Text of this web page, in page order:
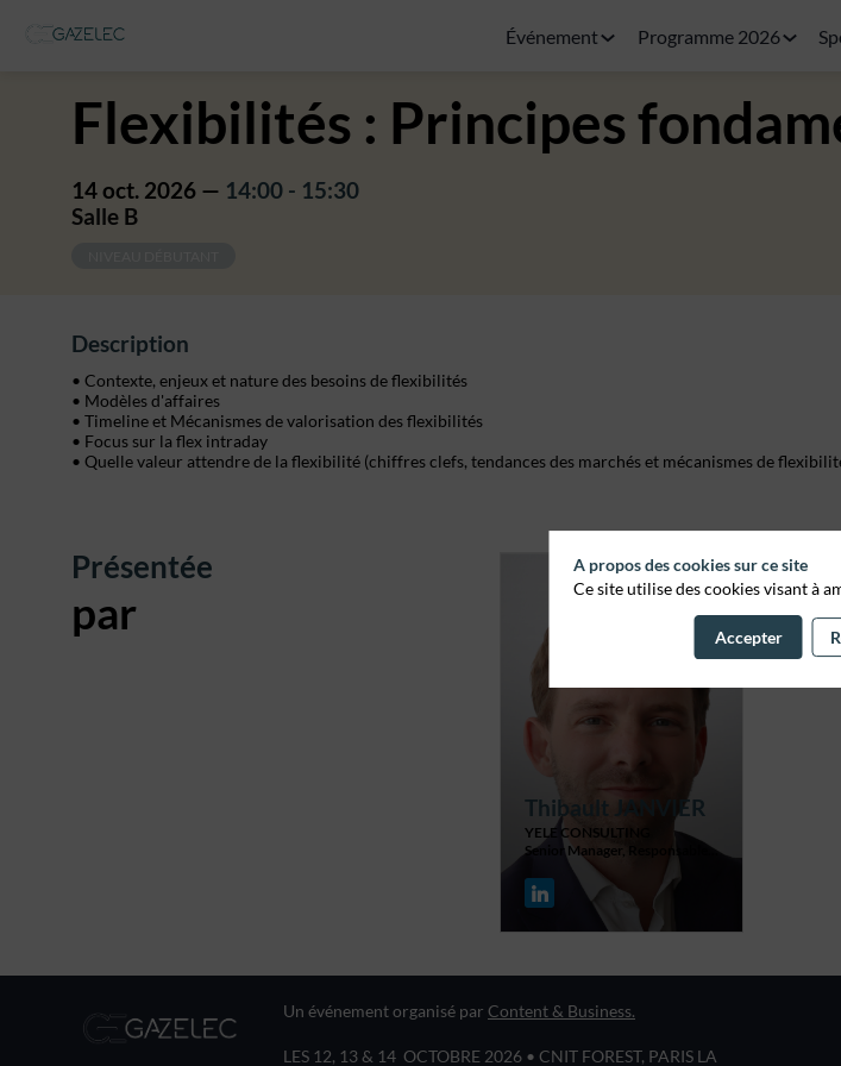
Événement Programme 2026
Flexibilités : Principes
14 oct. 2026 — 14:00 - 15:30
Salle B
Description
• Contexte, enjeux et nature des besoins de flexibilités
• Modèles d'affaires
• Timeline et Mécanismes de valorisation des flexibilités
• Focus sur la flex intraday
• Quelle valeur attendre de la flexibilité (chiffres clefs, tendances des marchés et mécanismes de
Présentée
par
Thibault JANVIER
YELE CONSULTING
Senior Manager, Responsable...
Un événement organisé par Content & Business.
LES 12, 13 & 14 OCTOBRE 2026 • CNIT FOREST, PARIS LA
A propos des cookies sur ce site
Ce site utilise des cookies visant à
Accepter